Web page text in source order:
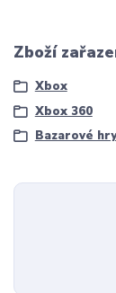
Zboží
Xbox
Xbox 360
Bazarové hry